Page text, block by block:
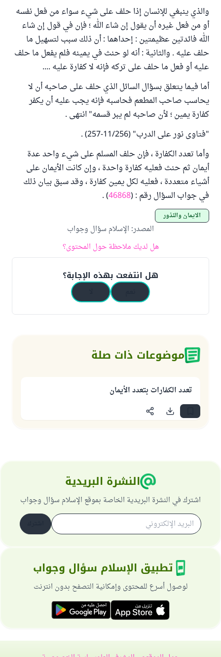
والذي ينبغي للإنسان إذا حلف على شيء سواء من فعل نفسه
أو من فعل غيره أن يقول إن شاء الله ؛ فإن في قول إن شاء
الله فائدتين عظيمتين : إحداهما : أن ذلك سبب لتسهيل ما
حلف عليه . والثانية : أنه لو حنث في يمينه فلم يفعل ما حلف
عليه أو فعل ما حلف على تركه فإنه لا كفارة عليه ....
أما فيما يتعلق بسؤال السائل الذي حلف على صاحبه أن لا
يحاسب صاحب المطعم فحاسبه فإنه يجب عليه أن يكفر
كفارة يمين ؛ لأن صاحبه لم يبر قسمه" انتهى .
"فتاوى نور على الدرب" (11/256-257) .
وأما تعدد الكفارة ، فإن حلف المسلم على شيء واحد عدة
أيمان ثم حنث فعليه كفارة واحدة ، وإن كانت الأيمان على
أشياء متعددة ، فعليه لكل يمين كفارة ، وقد سبق بيان ذلك
في جواب السؤال رقم : (46868
) .
الأيمان والنذور
المصدر: الإسلام سؤال وجواب
هل لديك ملاحظة حول المحتوى؟
هل انتفعت بهذه الإجابة؟
موضوعات ذات صلة
تعدد الكفارات بتعدد الأيمان
النشرة البريدية
اشترك في النشرة البريدية الخاصة بموقع الإسلام سؤال وجواب
تطبيق الإسلام سؤال وجواب
لوصول أسرع للمحتوى وإمكانية التصفح بدون انترنت